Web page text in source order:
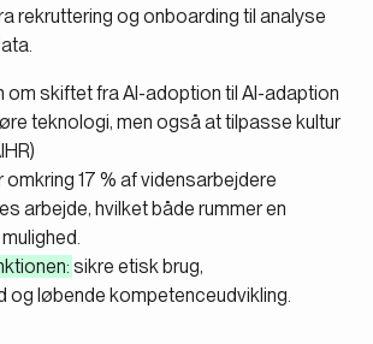
rekruttering og onboarding til analyse
om skiftet fra AI-adoption til AI-adaption
teknologi, men også at tilpasse kultur
omkring 17 % af vidensarbejdere
arbejde, hvilket både rummer en
sikre etisk brug,
og løbende kompetenceudvikling.